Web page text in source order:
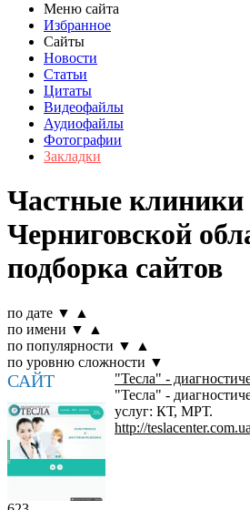
Меню сайта
Избранное
Сайты
Новости
Статьи
Цитаты
Видеофайлы
Аудиофайлы
Фотографии
Закладки
Частные клиники
Черниговской
подборка сайтов
по дате ▼
▲
по имени ▼
▲
по популярности ▼
▲
по уровню сложности ▼
САЙТ
"Тесла" -
"Тесла" -
услуг: КТ, МРТ.
http://